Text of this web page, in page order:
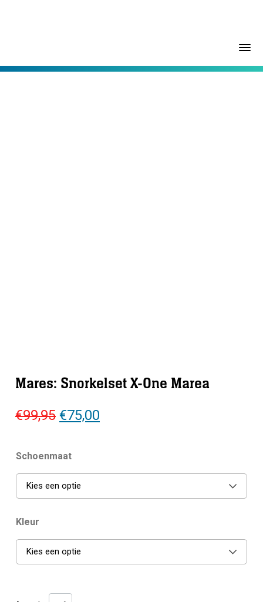
Mares: Snorkelset X-One Marea
€99,95 Oorspronkelijke
was:
€75,00
Schoenmaat
Kies een optie
Kleur
Kies een optie